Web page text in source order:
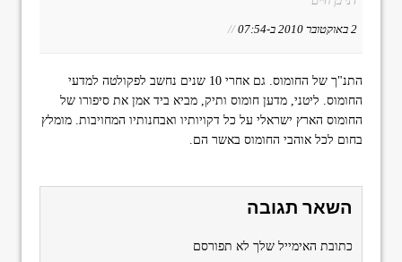
2 באוקטובר 2010 ב-07:54 //
התנ"ך של החומוס. גם אחרי 10 שנים נחשב לפקולטה למדעי
החומוס. ליטני, מדען חומוס ותיק, מביא ביד אמן את סיפורו של
החומוס הארץ ישראלי על כל דקויותיו ואבחנותיו המחויבות. מומלץ
בחום לכל אוהבי החומוס באשר הם.
השאר תגובה
כתובת האימייל שלך לא תפורסם